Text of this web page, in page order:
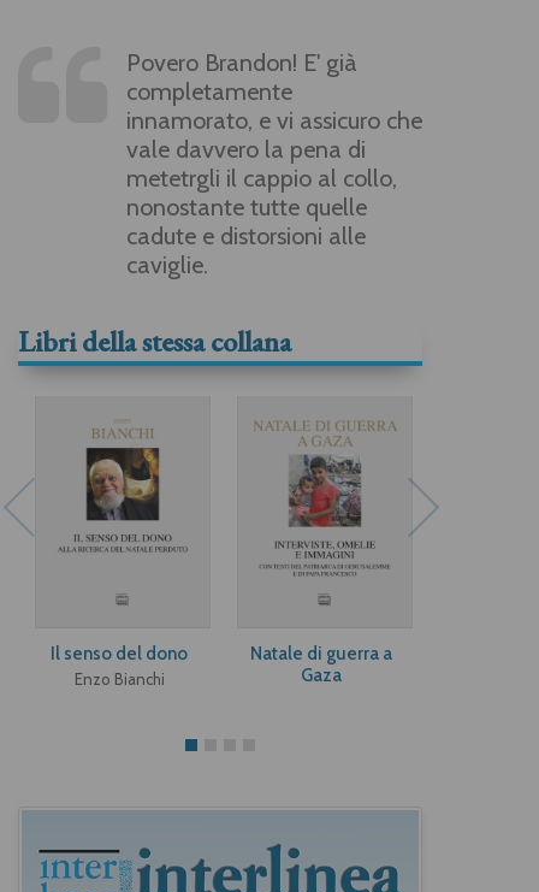
Povero Brandon! E' già
completamente
innamorato, e vi assicuro che
vale davvero la pena di
metetrgli il cappio al collo,
nonostante tutte quelle
cadute e distorsioni alle
caviglie.
Libri della stessa collana
Il senso del dono
Enzo Bianchi
Natale di guerra a
Gaza